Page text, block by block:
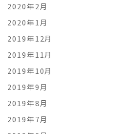
2020年2月
2020年1月
2019年12月
2019年11月
2019年10月
2019年9月
2019年8月
2019年7月